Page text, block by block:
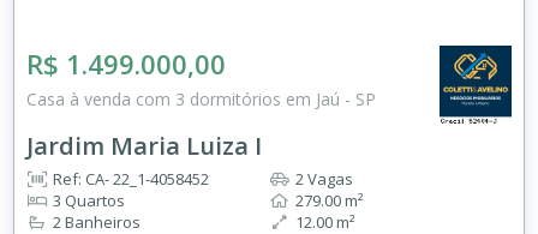
R$ 1.499.000,00
Casa à venda com 3 dormitórios em Jaú - SP
Jardim Maria Luiza I
Ref: CA- 22_1-4058452
3 Quartos
2 Banheiros
2 Vagas
279.00 m²
12.00 m²